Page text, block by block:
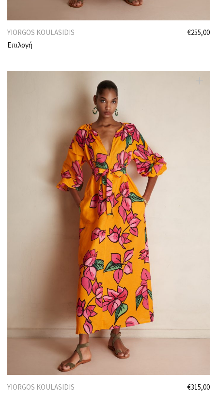
YIORGOS KOULASIDIS
Επιλογή
€255,00
YIORGOS KOULASIDIS
€315,00